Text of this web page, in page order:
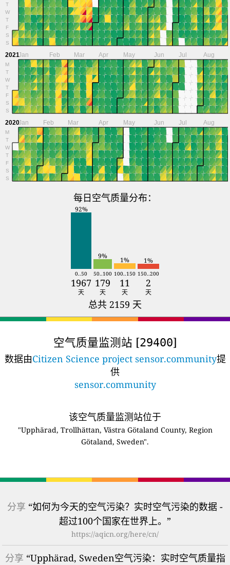
T
W
T
F
S
S
2021
M
T
W
T
F
S
S
Jan Feb Mar Apr May Jun Jul Aug
2020
M
T
W
T
F
S
S
Jan Feb Mar Apr May Jun Jul Aug
每日空气质量分布：
92%
9% 1% 1%
0..50 50..100 100..150 150..200
1967 179 11 2
天 天 天 天
总共 2159 天
空气质量监测站 [29400]
数据由Citizen Science project sensor.community提
供
sensor.community
该空气质量监测站位于
"Upphärad, Trollhättan, Västra Götaland County, Region
Götaland, Sweden".
分享 “如何为今天的空气污染？实时空气污染的数据 -
超过100个国家在世界上。”
https://aqicn.org/here/cn/
分享 “Upphärad, Sweden空气污染：实时空气质量指